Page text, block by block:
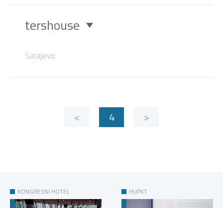
tershouse
Sarajevo
< 4 >
KONGRESNI HOTEL HUPKT